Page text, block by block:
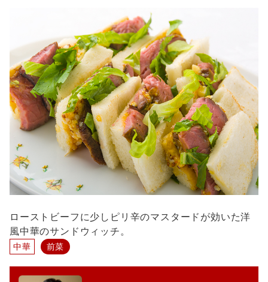
ローストビーフに少しピリ辛のマスタードが効いた洋
風中華のサンドウィッチ。
中華 前菜